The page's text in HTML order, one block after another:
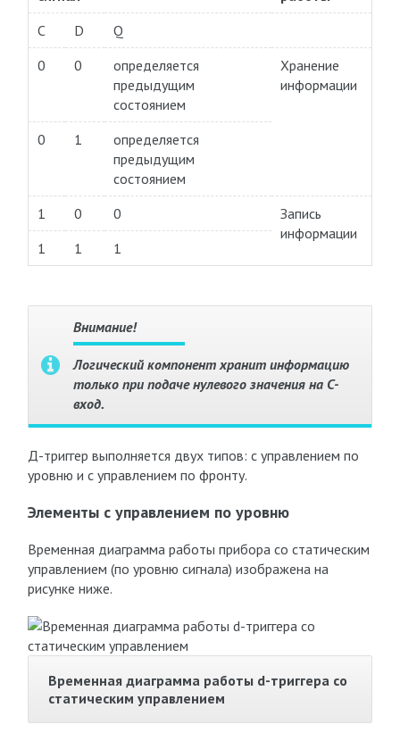
С
D
Q
0
0
определяется
предыдущим
состоянием
Хранение
информации
0 1
определяется
предыдущим
состоянием
1
0 0
Запись
информации
1
1 1
Внимание!
Логический компонент хранит информацию
только при подаче нулевого значения на C-
вход.
Д-триггер выполняется двух типов: с управлением по
уровню и с управлением по фронту.
Элементы с управлением по уровню
Временная диаграмма работы прибора со статическим
управлением (по уровню сигнала) изображена на
рисунке ниже.
Временная диаграмма работы d-триггера со
статическим управлением